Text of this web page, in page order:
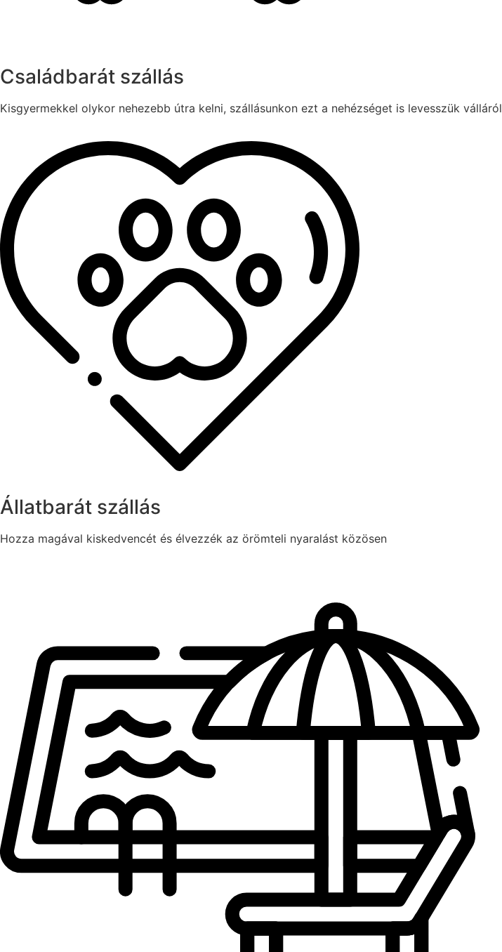
Családbarát szállás
Kisgyermekkel olykor nehezebb útra kelni, szállásunkon ezt a nehézséget is levesszük válláról
Állatbarát szállás
Hozza magával kiskedvencét és élvezzék az örömteli nyaralást közösen